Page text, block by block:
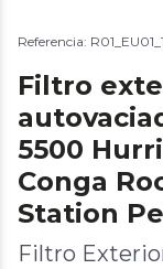
Referencia:
Filtro
5500
Conga
Station
Filtro